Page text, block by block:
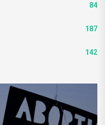
84
187
142